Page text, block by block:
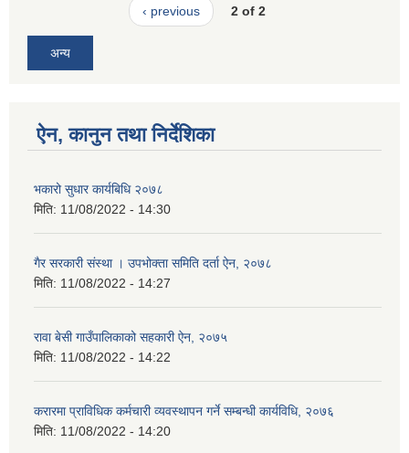
‹ previous 2 of 2
अन्य
ऐन, कानुन तथा निर्देशिका
भकारो सुधार कार्यबिधि २०७८
मिति: 11/08/2022 - 14:30
गैर सरकारी संस्था । उपभोक्ता समिति दर्ता ऐन, २०७८
मिति: 11/08/2022 - 14:27
रावा बेसी गाउँपालिकाको सहकारी ऐन, २०७५
मिति: 11/08/2022 - 14:22
करारमा प्राविधिक कर्मचारी व्यवस्थापन गर्ने सम्बन्धी कार्यविधि, २०७६
मिति: 11/08/2022 - 14:20